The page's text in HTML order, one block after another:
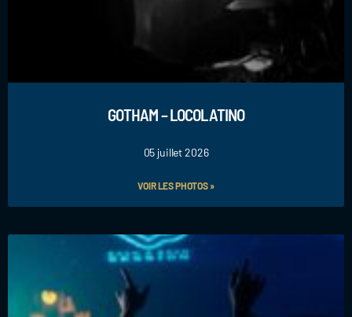
GOTHAM – LOCOLATINO
05 juillet 2026
VOIR LES PHOTOS »